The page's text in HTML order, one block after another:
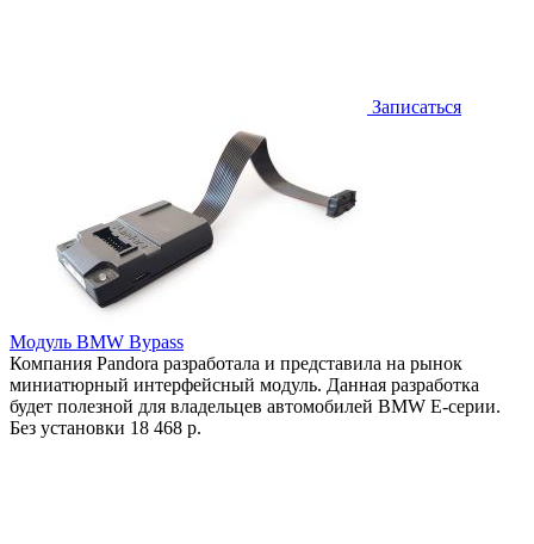
Записаться
Модуль BMW Bypass
Компания Pandora разработала и представила на рынок
миниатюрный интерфейсный модуль. Данная разработка
будет полезной для владельцев автомобилей BMW Е-серии.
Без установки 18 468 р.